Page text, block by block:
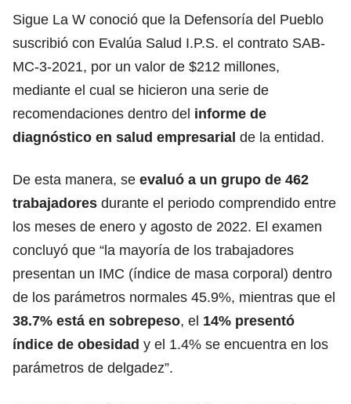
Sigue La W conoció que la Defensoría del Pueblo
suscribió con Evalúa Salud I.P.S. el contrato SAB-
MC-3-2021, por un valor de $212 millones,
mediante el cual se hicieron una serie de
recomendaciones dentro del informe de
diagnóstico en salud empresarial de la entidad.
De esta manera, se evaluó a un grupo de 462
trabajadores durante el periodo comprendido entre
los meses de enero y agosto de 2022. El examen
concluyó que “la mayoría de los trabajadores
presentan un IMC (índice de masa corporal) dentro
de los parámetros normales 45.9%, mientras que el
38.7% está en sobrepeso, el 14% presentó
índice de obesidad y el 1.4% se encuentra en los
parámetros de delgadez”.